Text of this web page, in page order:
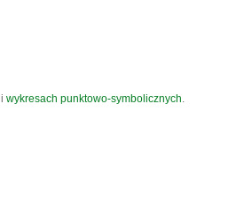
i wykresach punktowo-symbolicznych.